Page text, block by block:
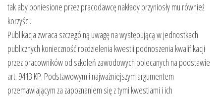
tak aby poniesione przez pracodawcę nakłady przyniosły mu również
korzyści.
Publikacja zwraca szczególną uwagę na występującą w jednostkach
publicznych konieczność rozdzielenia kwestii podnoszenia kwalifikacji
przez pracowników od szkoleń zawodowych polecanych na podstawie
art. 9413 KP. Podstawowym i najważniejszym argumentem
przemawiającym za zapoznaniem się z tymi kwestiami i ich